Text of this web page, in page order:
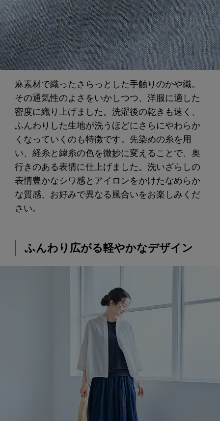
麻素材で織ったさらっとした手触りのかや織。
その通気性のよさをいかしつつ、洋服に適した
密度に織り上げました。洗濯後の乾きも速く、
ふんわりした生地が洗うほどにさらにやわらか
くなっていくのも特徴です。先染めの糸を用
い、経糸と緯糸の色を微妙に変えることで、奥
行きのある表情に仕上げました。洗いざらしの
表情豊かなシワ感とアイロンをかけたなめらか
な質感、お好みで異なる風合いをお楽しみくだ
さい。
ふんわり広がる軽やかなデザイン